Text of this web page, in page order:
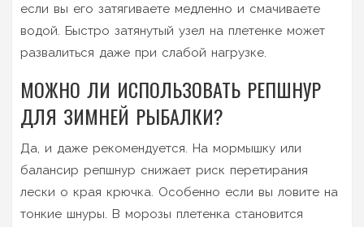
если вы его затягиваете медленно и смачиваете
водой. Быстро затянутый узел на плетенке может
развалиться даже при слабой нагрузке.
МОЖНО ЛИ ИСПОЛЬЗОВАТЬ РЕПШНУР
ДЛЯ ЗИМНЕЙ РЫБАЛКИ?
Да, и даже рекомендуется. На мормышку или
балансир репшнур снижает риск перетирания
лески о края крючка. Особенно если вы ловите на
тонкие шнуры. В морозы плетенка становится